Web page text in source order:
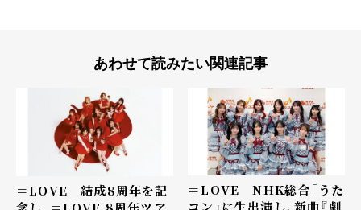
あわせて読みたい関連記事
＝LOVE 結成8周年を記
＝LOVE NHK総合「うた
コン」に生出演し、新曲『劇